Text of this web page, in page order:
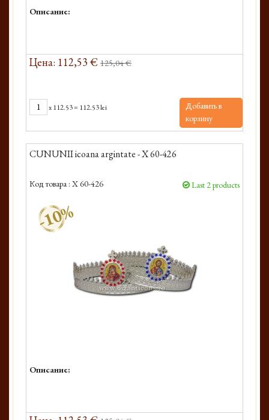
Описание:
Цена: 112,53 € 125,04 €
x112.53= 112.53 lei
Добавить в
корзину
CUNUNII icoana argintate - X 60-426
Код товара : X 60-426 Last 2 products
-10%
Описание: